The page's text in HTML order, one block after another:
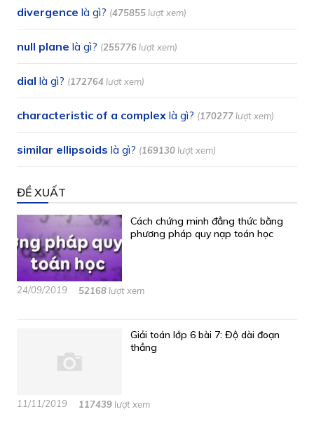
divergence là gì? (475855 lượt xem)
null plane là gì? (255776 lượt xem)
dial là gì? (172764 lượt xem)
characteristic of a complex là gì? (170277 lượt xem)
similar ellipsoids là gì? (169130 lượt xem)
ĐỀ XUẤT
Cách chứng minh đẳng thức bằng
phương pháp quy nạp toán học
24/09/2019 52168 lượt xem
Giải toán lớp 6 bài 7: Độ dài đoạn
thẳng
11/11/2019 117439 lượt xem